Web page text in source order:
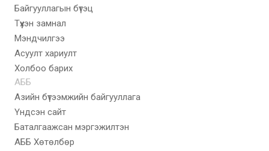
Байгууллагын бүтэц
Түүхэн замнал
Мэндчилгээ
Асуулт хариулт
Холбоо барих
АББ
Азийн бүтээмжийн байгууллага
Үндсэн сайт
Баталгаажсан мэргэжилтэн
АББ Хөтөлбөр